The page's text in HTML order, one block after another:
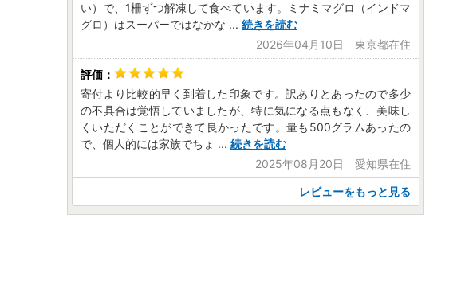
い）で、1柵ずつ解凍して食べています。ミナミマグロ（インドマ
グロ）はスーパーではなかな ... 続きを読む
2026年04月10日 東京都在住
寄付より比較的早く到着した印象です。訳ありとあったので多少
の不具合は覚悟していましたが、特に気になる点もなく、美味し
くいただくことができて良かったです。量も500グラムあったの
で、個人的には家族でちょ ... 続きを読む
2025年08月20日 愛知県在住
レビューをもっと見る